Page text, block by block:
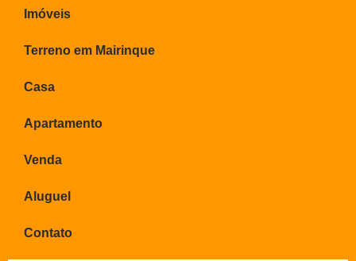
Imóveis
Terreno em Mairinque
Casa
Apartamento
Venda
Aluguel
Contato